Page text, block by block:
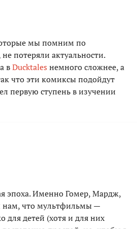
мы помним по
потеряли актуальности.
вDucktales немного сложнее, а
что эти комиксы подойдут
первую ступень в изучении
эпоха. Именно Гомер, Мардж,
нам, что мультфильмы —
для детей (хотя и для них